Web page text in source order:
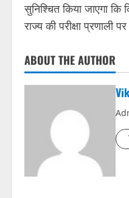
सुनिश्चित किया जाएगा कि
राज्य की परीक्षा प्रणाली
ABOUT THE AUTHOR